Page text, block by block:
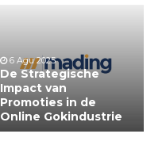
6 Agu 2025
De Strategische
Impact van
Promoties in de
Online Gokindustrie